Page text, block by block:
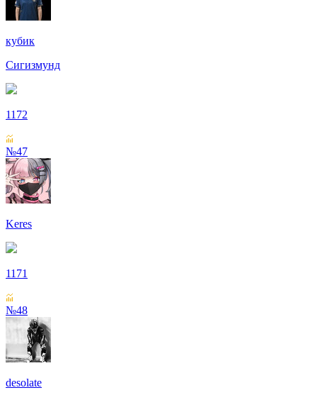
кубик
Сигизмунд
1172
№47
Keres
1171
№48
desolate